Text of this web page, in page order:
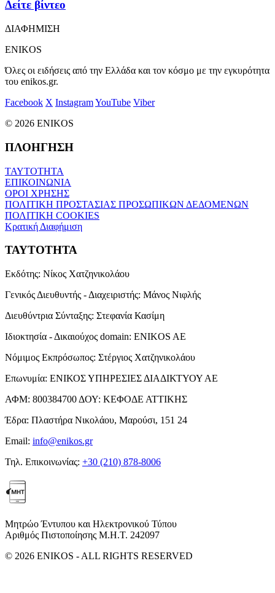
Δείτε βίντεο
ΔΙΑΦΗΜΙΣΗ
ENIKOS
Όλες οι ειδήσεις από την Ελλάδα και τον κόσμο με την εγκυρότητα
του enikos.gr.
Facebook X InstagramYouTube Viber
© 2026 ENIKOS
ΠΛΟΗΓΗΣΗ
ΤΑΥΤΟΤΗΤΑ
ΕΠΙΚΟΙΝΩΝΙΑ
ΟΡΟΙ ΧΡΗΣΗΣ
ΠΟΛΙΤΙΚΗ ΠΡΟΣΤΑΣΙΑΣ ΠΡΟΣΩΠΙΚΩΝ ΔΕΔΟΜΕΝΩΝ
ΠΟΛΙΤΙΚΗ COOKIES
Κρατική Διαφήμιση
ΤΑΥΤΟΤΗΤΑ
Εκδότης: Νίκος Χατζηνικολάου
Γενικός Διευθυντής - Διαχειριστής: Μάνος Νιφλής
Διευθύντρια Σύνταξης: Στεφανία Κασίμη
Ιδιοκτησία - Δικαιούχος domain: ENIKOS AE
Νόμιμος Εκπρόσωπος: Στέργιος Χατζηνικολάου
Επωνυμία: ΕΝΙΚΟΣ ΥΠΗΡΕΣΙΕΣ ΔΙΑΔΙΚΤΥΟΥ ΑΕ
ΑΦΜ: 800384700 ΔΟΥ: ΚΕΦΟΔΕ ΑΤΤΙΚΗΣ
Έδρα: Πλαστήρα Νικολάου, Μαρούσι, 151 24
Email: info@enikos.gr
Τηλ. Επικοινωνίας: +30 (210) 878-8006
Μητρώο Έντυπου και Ηλεκτρονικού Τύπου
Αριθμός Πιστοποίησης Μ.Η.Τ. 242097
© 2026 ENIKOS - ALL RIGHTS RESERVED